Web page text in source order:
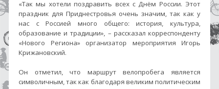
«Так мы хотели поздравить всех с Днём России. Этот
праздник для Приднестровья очень значим, так как у
нас с Россией много общего: история, культура,
образование и традиции», – рассказал корреспонденту
«Нового Региона» организатор мероприятия Игорь
Крижановский.
Он отметил, что маршрут велопробега является
символичным, так как благодаря великим политическим